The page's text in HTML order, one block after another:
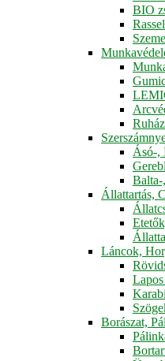
BIO
Ásó-,
Balta-
Állattartás,
Láncok,
Borászat,